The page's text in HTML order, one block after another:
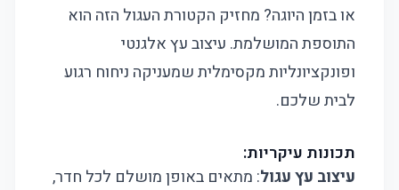
או בזמן היוגה? מחזיק הקטורת העגול הזה הוא
התוספת המושלמת. עיצוב עץ אלגנטי
ופונקציונליות מקסימלית שמעניקה ניחוח רגוע
לבית שלכם.
תכונות עיקריות:
עיצוב עץ עגול: מתאים באופן מושלם לכל חדר,